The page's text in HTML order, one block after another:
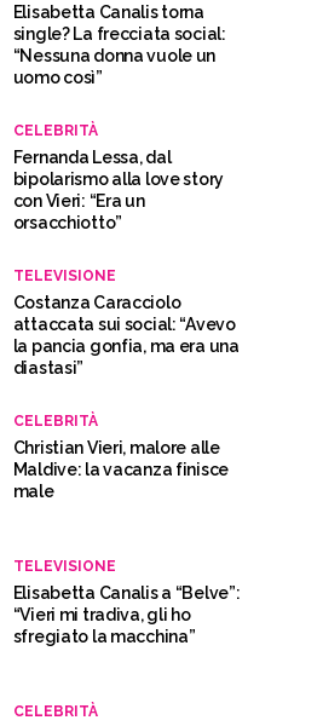
Elisabetta Canalis torna
single? La frecciata social:
“Nessuna donna vuole un
uomo così”
CELEBRITÀ
Fernanda Lessa, dal
bipolarismo alla love story
con Vieri: “Era un
orsacchiotto”
TELEVISIONE
Costanza Caracciolo
attaccata sui social: “Avevo
la pancia gonfia, ma era una
diastasi”
CELEBRITÀ
Christian Vieri, malore alle
Maldive: la vacanza finisce
male
TELEVISIONE
Elisabetta Canalis a “Belve”:
“Vieri mi tradiva, gli ho
sfregiato la macchina”
CELEBRITÀ